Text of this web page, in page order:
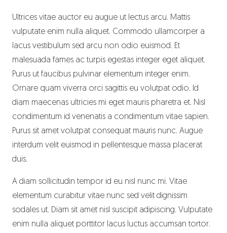
Ultrices vitae auctor eu augue ut lectus arcu. Mattis
vulputate enim nulla aliquet. Commodo ullamcorper a
lacus vestibulum sed arcu non odio euismod. Et
malesuada fames ac turpis egestas integer eget aliquet.
Purus ut faucibus pulvinar elementum integer enim.
Ornare quam viverra orci sagittis eu volutpat odio. Id
diam maecenas ultricies mi eget mauris pharetra et. Nisl
condimentum id venenatis a condimentum vitae sapien.
Purus sit amet volutpat consequat mauris nunc. Augue
interdum velit euismod in pellentesque massa placerat
duis.
A diam sollicitudin tempor id eu nisl nunc mi. Vitae
elementum curabitur vitae nunc sed velit dignissim
sodales ut. Diam sit amet nisl suscipit adipiscing. Vulputate
enim nulla aliquet porttitor lacus luctus accumsan tortor.